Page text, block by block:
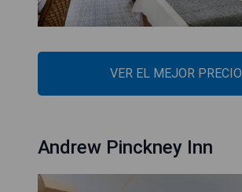
VER EL MEJOR PRECIO
Andrew Pinckney Inn